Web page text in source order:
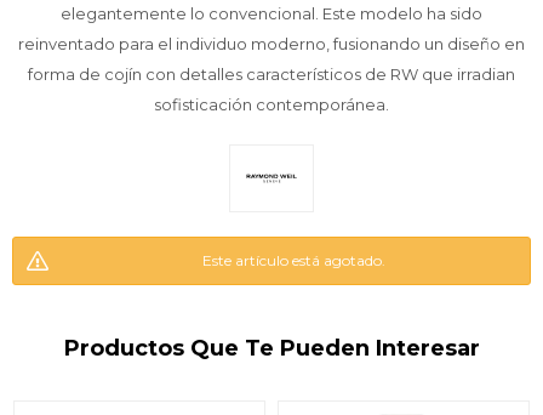
elegantemente lo convencional. Este modelo ha sido
reinventado para el individuo moderno, fusionando un diseño en
forma de cojín con detalles característicos de RW que irradian
sofisticación contemporánea.
Este artículo está agotado.
Productos Que Te Pueden Interesar